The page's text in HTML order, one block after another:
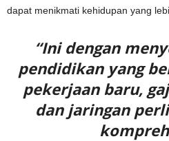
dapat menikmati kehidupan yang
“Ini dengan
pendidikan yang
pekerjaan baru,
dan jaringan